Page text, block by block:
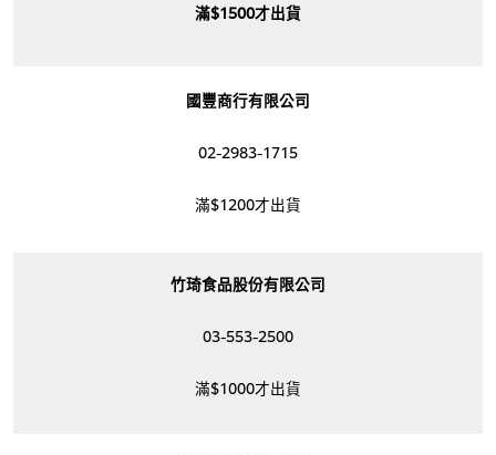
滿$1500才出貨
國豐商行有限公司
02-2983-1715
滿$1200才出貨
竹琦食品股份有限公司
03-553-2500
滿$1000才出貨